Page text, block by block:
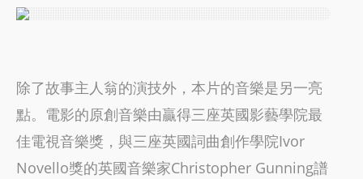
除了故事主人翁的演技外，本片的音樂是另一亮
點。電影的原創音樂由贏得三座英國影藝學院最
佳電視音樂獎，與三座英國詞曲創作學院Ivor
Novello獎的英國音樂家Christopher Gunning譜